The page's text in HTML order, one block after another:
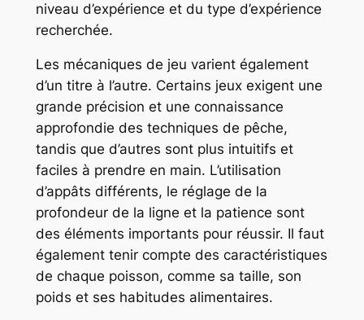
niveau d’expérience et du type d’expérience
recherchée.
Les mécaniques de jeu varient également
d’un titre à l’autre. Certains jeux exigent une
grande précision et une connaissance
approfondie des techniques de pêche,
tandis que d’autres sont plus intuitifs et
faciles à prendre en main. L’utilisation
d’appâts différents, le réglage de la
profondeur de la ligne et la patience sont
des éléments importants pour réussir. Il faut
également tenir compte des caractéristiques
de chaque poisson, comme sa taille, son
poids et ses habitudes alimentaires.